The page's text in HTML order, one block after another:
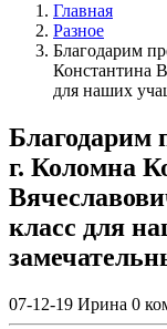
Главная
Разное
Благодарим
Константина
для наших
Благодарим
г. Коломна
класс для
07-12-19 Ирина 0